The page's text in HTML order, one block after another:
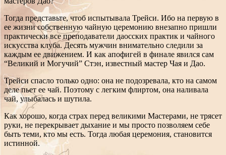
Тогда представьте, чтоб испытывала Трейси. Ибо на первую в
ее жизни собственную чайную церемонию внезапно пришли
практически все преподаватели даосских практик и чайного
искусства клуба. Десять мужчин внимательно следили за
каждым ее движением. И как апофигей в финале явился сам
“Великий и Могучий” Стэн, известный мастер Чая и Дао.
Трейси спасло только одно: она не подозревала, кто на самом
деле пьет ее чай. Поэтому с легким флиртом, она наливала
чай, улыбалась и шутила.
Как хорошо, когда страх перед великими Мастерами, не трясет
руки, не перекрывает дыхание и мы просто позволяем себе
быть теми, кто мы есть. Тогда любая церемония, становится
истинной.